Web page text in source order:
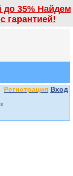
до 35% Найдем
гарантией!
Регистрация Вход